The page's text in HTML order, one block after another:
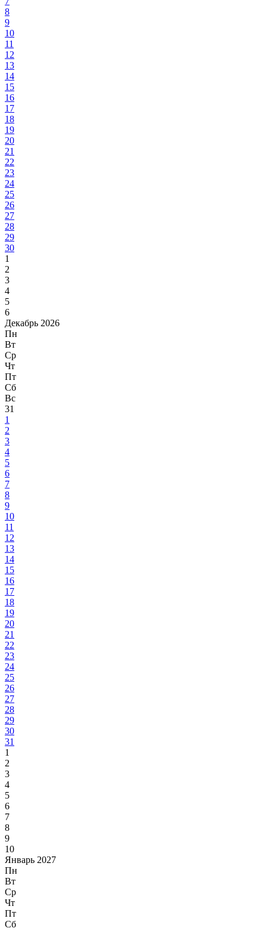
8
9
10
11
12
13
14
15
16
17
18
19
20
21
22
23
24
25
26
27
28
29
30
1
2
3
4
5
6
Декабрь 2026
Пн
Вт
Ср
Чт
Пт
Сб
Вс
31
1
2
3
4
5
6
7
8
9
10
11
12
13
14
15
16
17
18
19
20
21
22
23
24
25
26
27
28
29
30
31
1
2
3
4
5
6
7
8
9
10
Январь 2027
Пн
Вт
Ср
Чт
Пт
Сб